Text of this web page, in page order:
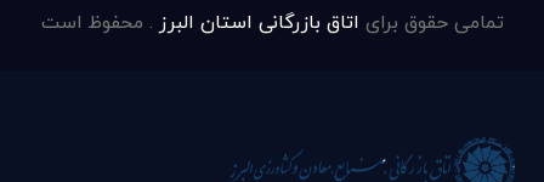
تمامی حقوق برای اتاق بازرگانی استان البرز . محفوظ است